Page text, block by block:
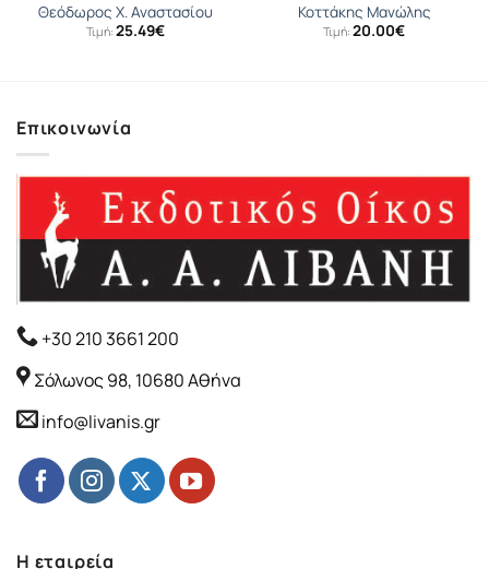
Θεόδωρος Χ. Αναστασίου
Τιμή: 25.49€
Κοττάκης Μανώλης
Τιμή: 20.00€
Επικοινωνία
+30 210 3661 200
Σόλωνος 98, 10680 Αθήνα
info@livanis.gr
Η εταιρεία